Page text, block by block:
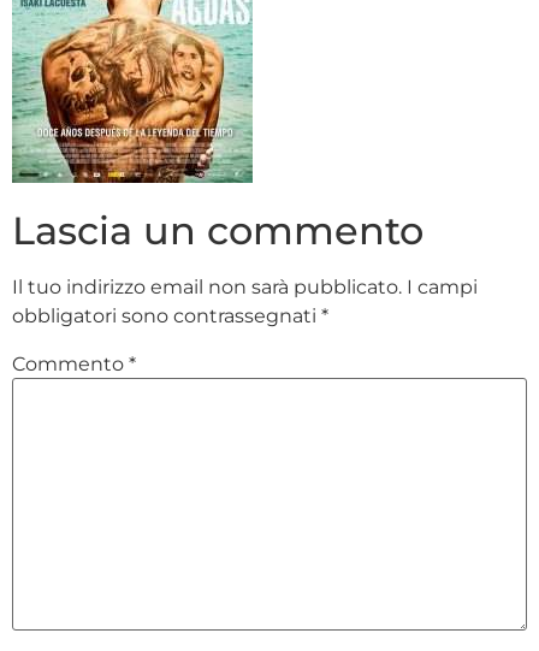
Lascia un commento
Il tuo indirizzo email non sarà pubblicato. I campi
obbligatori sono contrassegnati *
Commento *